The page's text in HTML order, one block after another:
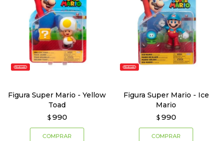
Figura Super Mario - Yellow
Toad
$ 990
Figura Super Mario - Ice
Mario
$ 990